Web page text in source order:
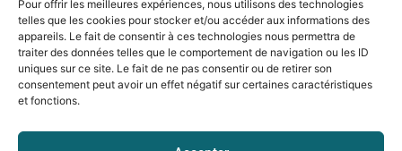
Pour offrir les meilleures expériences, nous utilisons des technologies
telles que les cookies pour stocker et/ou accéder aux informations des
appareils. Le fait de consentir à ces technologies nous permettra de
traiter des données telles que le comportement de navigation ou les ID
uniques sur ce site. Le fait de ne pas consentir ou de retirer son
consentement peut avoir un effet négatif sur certaines caractéristiques
et fonctions.
Siret 498 570
845 00038 –
NAF : 8559 A
Déclaration
d’activité de
enregistrée
Saint-Émilion
33500
LIBOURNE
Siège social :
Saint-Georges
Tél : 05 57 24
29 20
email:
CGV